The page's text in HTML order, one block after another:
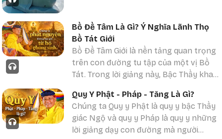
đồng nghĩa với việc làm tổn hại giới
nguyện của mình.
Bồ Đề Tâm Là Gì? Ý Nghĩa Lãnh Thọ
Bồ Tát Giới
Bồ Đề Tâm Giới là nền tảng quan trọng
trên con đường tu tập của một vị Bồ
Tát. Trong lời giảng này, Bậc Thầy khai
Bồ đề tâm nguyện và Bồ đề tâm hạnh
– cả hai đều thuộc giới nguyện của Bồ
Tát.
Khi lãnh thọ Bồ Tát Giới, hành giả phát
Quy Y Phật - Pháp - Tăng Là Gì?
Chúng ta Quy y Phật là quy y bậc Thầy
giác Ngộ và quy y Pháp là quy y những
lời giảng dạy con đường mà người